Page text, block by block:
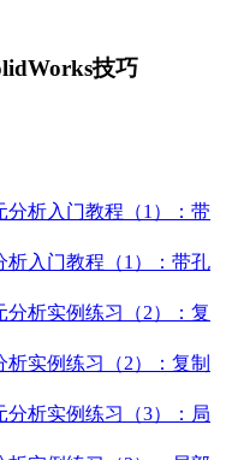
技巧
析入门教程（1）：带孔
析实例练习（2）：复制